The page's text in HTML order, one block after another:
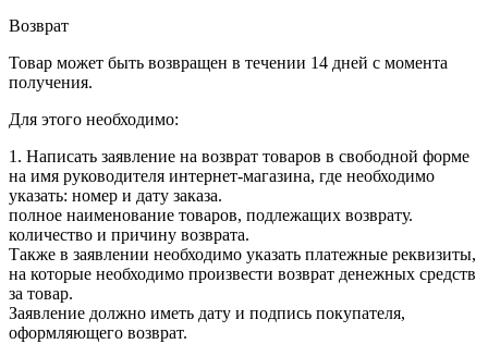
Возврат
Товар может быть возвращен в течении 14 дней с момента
получения.
Для этого необходимо:
1. Написать заявление на возврат товаров в свободной форме
на имя руководителя интернет-магазина, где необходимо
указать: номер и дату заказа.
полное наименование товаров, подлежащих возврату.
количество и причину возврата.
Также в заявлении необходимо указать платежные реквизиты,
на которые необходимо произвести возврат денежных средств
за товар.
Заявление должно иметь дату и подпись покупателя,
оформляющего возврат.